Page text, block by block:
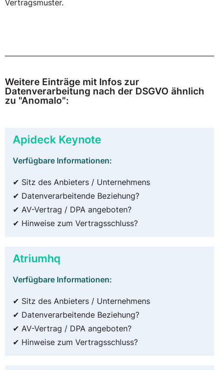
Vertragsmuster.
Weitere Einträge mit Infos zur
Datenverarbeitung nach der DSGVO ähnlich
zu "Anomalo":
Apideck Keynote
Verfügbare Informationen:
✔ Sitz des Anbieters / Unternehmens
✔ Datenverarbeitende Beziehung?
✔ AV-Vertrag / DPA angeboten?
✔ Hinweise zum Vertragsschluss?
Atriumhq
Verfügbare Informationen:
✔ Sitz des Anbieters / Unternehmens
✔ Datenverarbeitende Beziehung?
✔ AV-Vertrag / DPA angeboten?
✔ Hinweise zum Vertragsschluss?